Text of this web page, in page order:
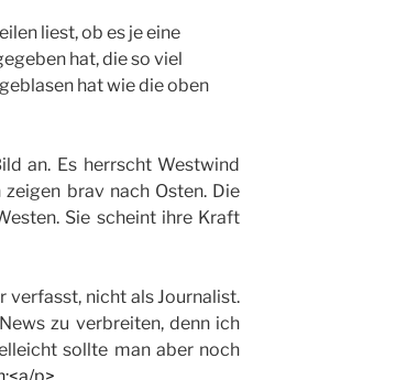
liest, ob es je eine
hat, die so viel
hat wie die oben
an. Es herrscht Westwind
brav nach Osten. Die
Sie scheint ihre Kraft
verfasst, nicht als Journalist.
zu verbreiten, denn ich
sollte man aber noch
p>